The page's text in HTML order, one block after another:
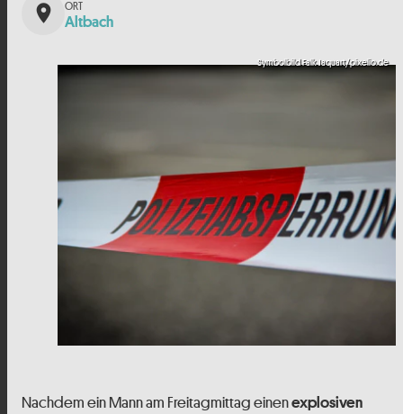
place Altbach
Symbolbild Falk Jaquart/pixelio.de
Nachdem ein Mann am Freitagmittag einenexplosiven